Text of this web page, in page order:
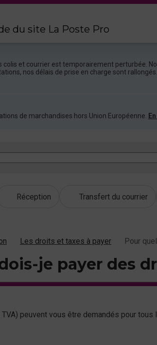
du site La Poste Pro
et courrier est temporairement perturbée.
nos délais de prise en charge sont
de marchandises hors Union Européenne.
Réception Transfert du courrier
Les droits et taxes à payer Pour
je payer des
peuvent vous être demandés pour tous